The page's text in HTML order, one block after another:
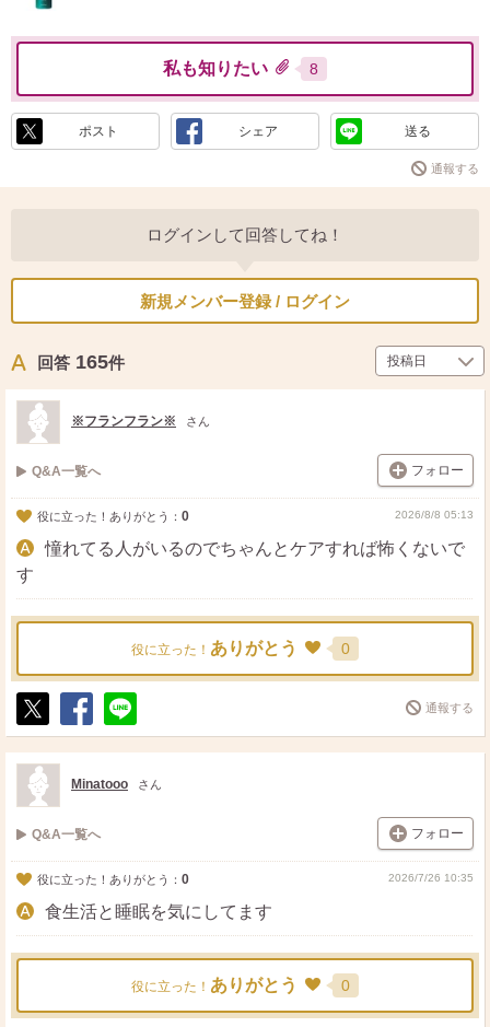
私も知りたい 8
ポスト シェア 送る
通報する
ログインして回答してね！
新規メンバー登録 / ログイン
回答 165件
※フランフラン※ さん
Q&A一覧へ フォロー
役に立った！ありがとう： 0 2026/8/8 05:13
憧れてる人がいるのでちゃんとケアすれば怖くないで
す
役に立った！ ありがとう 0
ポ
ス
ト
シ
ェ
送
る
通報する
Minatooo さん
Q&A一覧へ フォロー
役に立った！ありがとう： 0 2026/7/26 10:35
食生活と睡眠を気にしてます
役に立った！ ありがとう 0